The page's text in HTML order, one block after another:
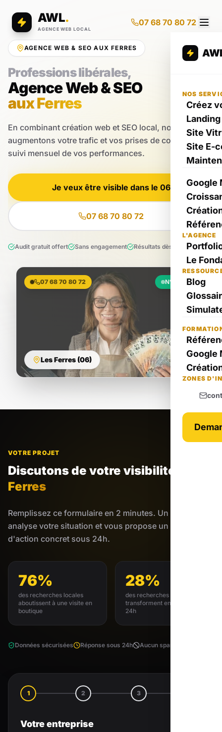
AWL.
AGENCE WEB LOCAL
07 68 70 80 72
NOS
Créez
Site
Site E-
Google
L'AGENCE
Le
Blog
Google
ZONES
AGENCE WEB & SEO AUX FERRES
Professions libérales,
Agence Web & SEO
aux Ferres
En combinant création web et SEO local, nous
augmentons votre trafic et vos prises de contact et un
suivi mensuel de vos performances.
Je veux être visible dans le 06
07 68 70 80 72
Audit gratuit offert Sans engagement Résultats dès le 1er mois
07 68 70 80 72
Les Ferres (06)
N°1 Local
VOTRE PROJET
Discutons de votre visibilité
Ferres
Remplissez ce formulaire en 2 minutes. Un expert
analyse votre situation et vous propose un plan
d'action concret sous 24h.
76%
des recherches locales
aboutissent à une visite en
boutique
28%
des recherches locales se
transforment en achat sous
24h
Données sécurisées Réponse sous 24h Aucun spam
1 2 3
Votre entreprise